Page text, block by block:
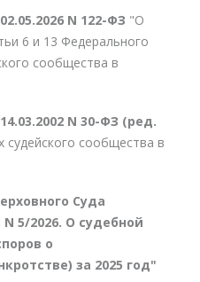
N 122-ФЗ "О
6 и 13 Федерального
сообщества в
N 30-ФЗ (ред.
судейского сообщества в
Суда
5/2026. О судебной
о
за 2025 год"